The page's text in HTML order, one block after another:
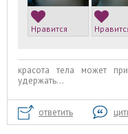
Нравится
красота тела может
удержать...
ответить